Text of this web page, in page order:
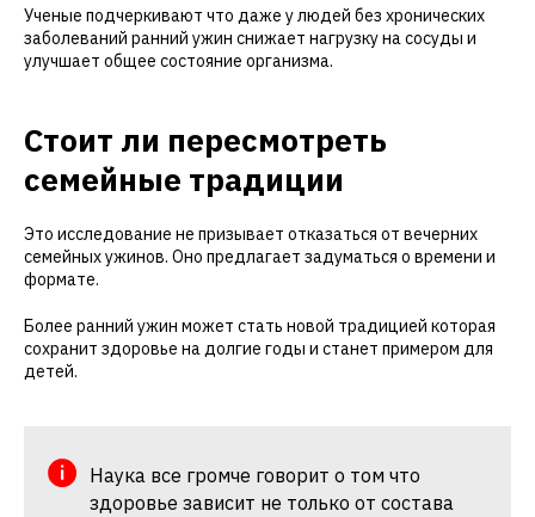
Ученые подчеркивают что даже у людей без хронических
заболеваний ранний ужин снижает нагрузку на сосуды и
улучшает общее состояние организма.
Стоит ли пересмотреть
семейные традиции
Это исследование не призывает отказаться от вечерних
семейных ужинов. Оно предлагает задуматься о времени и
формате.
Более ранний ужин может стать новой традицией которая
сохранит здоровье на долгие годы и станет примером для
детей.
Наука все громче говорит о том что
здоровье зависит не только от состава